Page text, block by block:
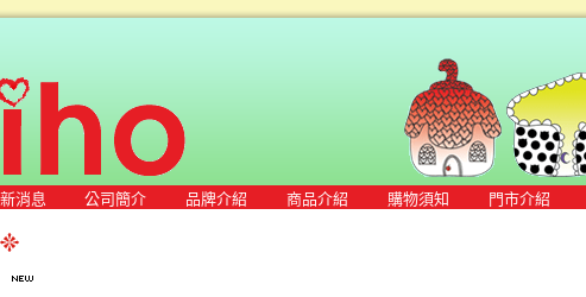
消息 公司簡介 品牌介紹 商品介紹 購物須知 門市介紹